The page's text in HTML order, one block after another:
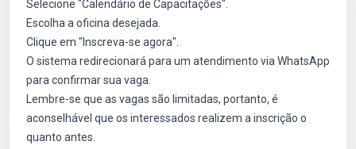
Selecione "Calendário de Capacitações".
Escolha a oficina desejada.
Clique em "Inscreva-se agora".
O sistema redirecionará para um atendimento via WhatsApp
para confirmar sua vaga.
Lembre-se que as vagas são limitadas, portanto, é
aconselhável que os interessados realizem a inscrição o
quanto antes.